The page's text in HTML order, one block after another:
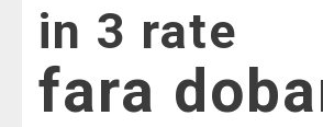
in 3 rate
fara